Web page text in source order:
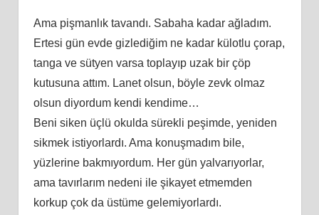
Ama pişmanlık tavandı. Sabaha kadar ağladım.
Ertesi gün evde gizlediğim ne kadar külotlu çorap,
tanga ve sütyen varsa toplayıp uzak bir çöp
kutusuna attım. Lanet olsun, böyle zevk olmaz
olsun diyordum kendi kendime…
Beni siken üçlü okulda sürekli peşimde, yeniden
sikmek istiyorlardı. Ama konuşmadım bile,
yüzlerine bakmıyordum. Her gün yalvarıyorlar,
ama tavırlarım nedeni ile şikayet etmemden
korkup çok da üstüme gelemiyorlardı.